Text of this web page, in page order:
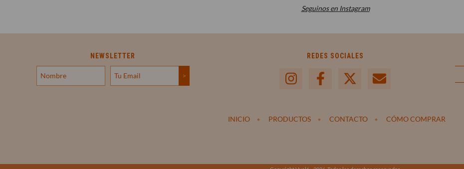
Seguinos en Instagram
NEWSLETTER REDES SOCIALES
INICIO PRODUCTOS CONTACTO CÓMO COMPRAR